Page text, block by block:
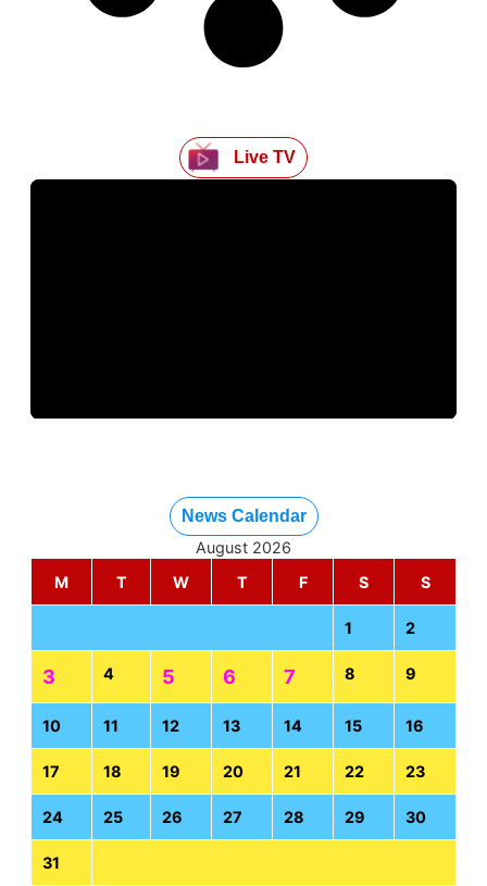
Live TV
News Calendar
August 2026
M
T W T F S S
1 2
3 4 5 6 7 8 9
10 11 12 13 14 15 16
17 18 19 20 21 22 23
24 25 26 27 28 29 30
31